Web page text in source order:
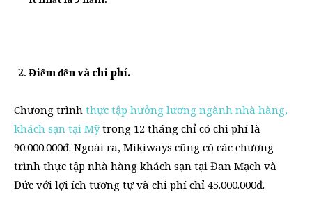
Điểm đến và chi phí.
Chương trình thực tập hưởng lương ngành nhà hàng,
khách sạn tại Mỹtrong 12 tháng chỉ có chi phí là
90.000.000đ. Ngoài ra, Mikiways cũng có các chương
trình thực tập nhà hàng khách sạn tại Đan Mạch và
Đức với lợi ích tương tự và chi phí chỉ 45.000.000đ.